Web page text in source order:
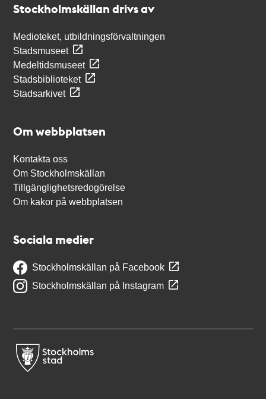
Stockholmskällan drivs av
Medioteket, utbildningsförvaltningen
Stadsmuseet
Medeltidsmuseet
Stadsbiblioteket
Stadsarkivet
Om webbplatsen
Kontakta oss
Om Stockholmskällan
Tillgänglighetsredogörelse
Om kakor på webbplatsen
Sociala medier
Stockholmskällan på Facebook
Stockholmskällan på Instagram